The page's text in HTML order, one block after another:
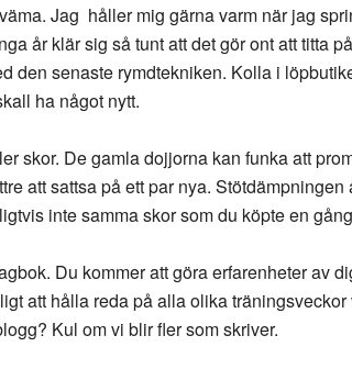
Jag håller mig gärna varm när jag
år klär sig så tunt att det gör ont att titta
den senaste rymdtekniken. Kolla i
ha något nytt.
skor. De gamla dojjorna kan funka att
att sattsa på ett par nya.
inte samma skor som du köpte en
Du kommer att göra erfarenheter av
att hålla reda på alla olika
Kul om vi blir fler som skriver.